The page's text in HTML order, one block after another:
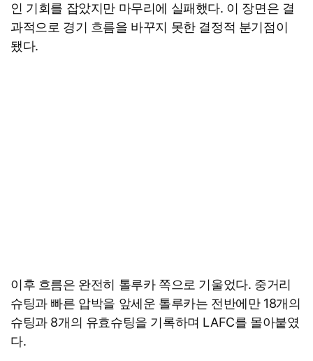
인 기회를 잡았지만 마무리에 실패했다. 이 장면은 결
과적으로 경기 흐름을 바꾸지 못한 결정적 분기점이
됐다.
이후 흐름은 완전히 톨루카 쪽으로 기울었다. 중거리
슈팅과 빠른 압박을 앞세운 톨루카는 전반에만 18개의
슈팅과 8개의 유효슈팅을 기록하며 LAFC를 몰아붙였
다.